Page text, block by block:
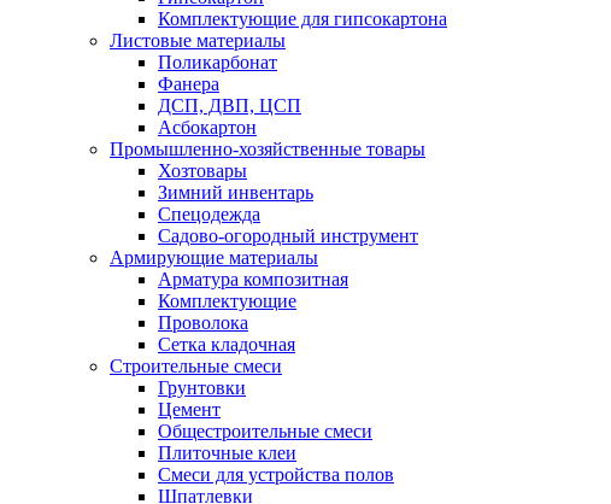
Комплектующие для гипсокартона
Листовые материалы
Поликарбонат
Фанера
ДСП, ДВП, ЦСП
Асбокартон
Промышленно-хозяйственные товары
Хозтовары
Зимний инвентарь
Спецодежда
Садово-огородный инструмент
Армирующие материалы
Арматура композитная
Комплектующие
Проволока
Сетка кладочная
Строительные смеси
Грунтовки
Цемент
Общестроительные смеси
Плиточные клеи
Смеси для устройства полов
Шпатлевки